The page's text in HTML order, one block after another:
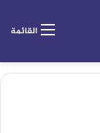
القائمة